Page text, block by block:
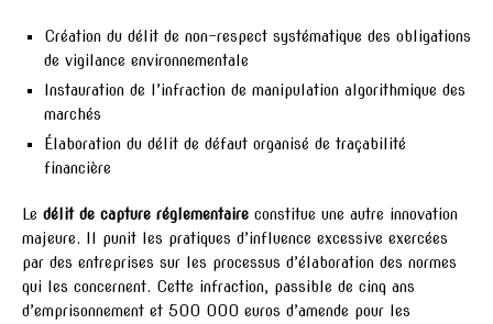
Création du délit de non-respect systématique des obligations
de vigilance environnementale
Instauration de l’infraction de manipulation algorithmique des
marchés
Élaboration du délit de défaut organisé de traçabilité
financière
Le délit de capture réglementaire constitue une autre innovation
majeure. Il punit les pratiques d’influence excessive exercées
par des entreprises sur les processus d’élaboration des normes
qui les concernent. Cette infraction, passible de cinq ans
d’emprisonnement et 500 000 euros d’amende pour les